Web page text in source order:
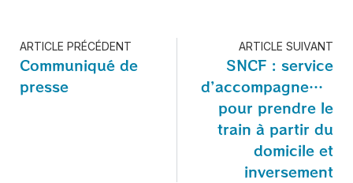
ARTICLE PRÉCÉDENT
Communiqué de
presse
ARTICLE SUIVANT
SNCF : service
d’accompagnement
pour prendre le
train à partir du
domicile et
inversement